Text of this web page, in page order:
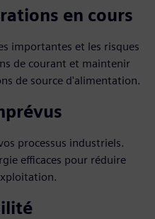
en cours
importantes et les risques
de courant et maintenir
de source d'alimentation.
processus industriels.
efficaces pour réduire